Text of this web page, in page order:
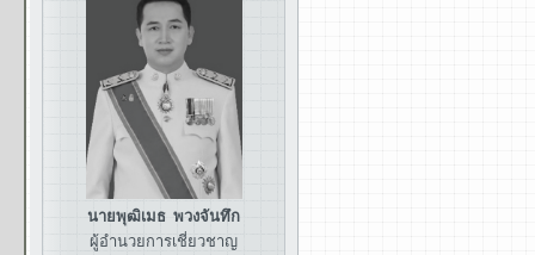
นายพุฒิเมธ พวงจันทึก
ผู้อำนวยการเชี่ยวชาญ